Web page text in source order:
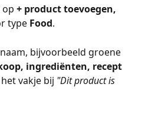
+ product toevoegen,
type Food.
bijvoorbeeld groene
ingrediënten, recept
vakje bij "Dit product is